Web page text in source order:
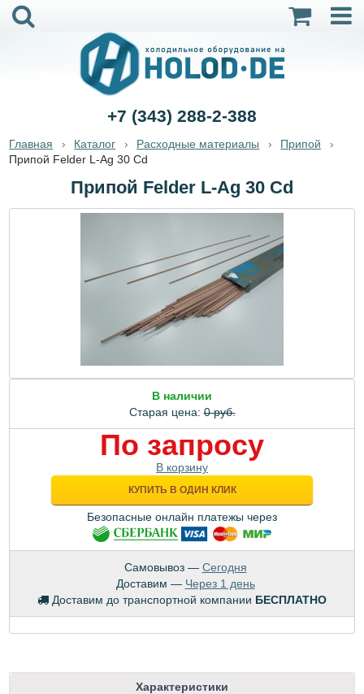
+7 (343) 288-2-388
Главная Каталог Расходные материалы
Припой
Припой Felder L-Ag 30 Cd
Припой Felder L-Ag 30 Cd
В наличии
Старая цена:0 руб.
По запросу
В корзину
КУПИТЬ В ОДИН КЛИК
Безопасные онлайн платежы через
Самовывоз — Сегодня
Доставим — Через 1 день
Доставим до транспортной компании БЕСПЛАТНО
Характеристики